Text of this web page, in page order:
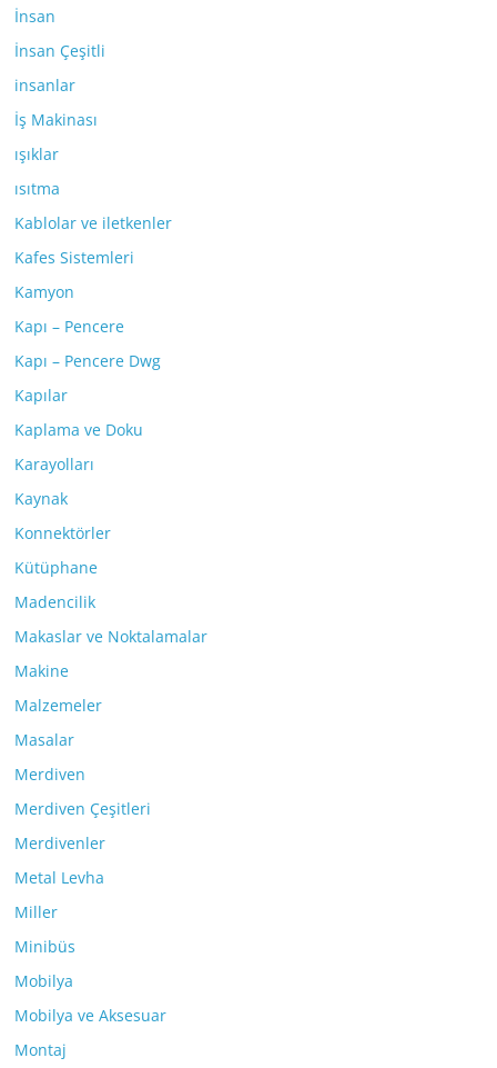
İnsan
İnsan Çeşitli
insanlar
İş Makinası
ışıklar
ısıtma
Kablolar ve iletkenler
Kafes Sistemleri
Kamyon
Kapı – Pencere
Kapı – Pencere Dwg
Kapılar
Kaplama ve Doku
Karayolları
Kaynak
Konnektörler
Kütüphane
Madencilik
Makaslar ve Noktalamalar
Makine
Malzemeler
Masalar
Merdiven
Merdiven Çeşitleri
Merdivenler
Metal Levha
Miller
Minibüs
Mobilya
Mobilya ve Aksesuar
Montaj